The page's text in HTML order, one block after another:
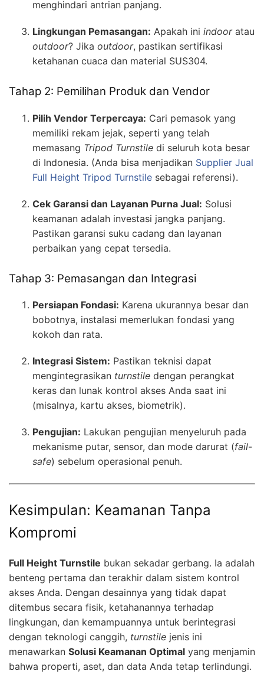
menghindari antrian panjang.
Lingkungan Pemasangan: Apakah ini indooratau
outdoor? Jika outdoor, pastikan sertifikasi
ketahanan cuaca dan material SUS304.
Tahap 2: Pemilihan Produk dan Vendor
Pilih Vendor Terpercaya: Cari pemasok yang
memiliki rekam jejak, seperti yang telah
memasang Tripod Turnstile di seluruh kota besar
di Indonesia. (Anda bisa menjadikan Supplier Jual
Full Height Tripod Turnstile sebagai referensi).
Cek Garansi dan Layanan Purna Jual: Solusi
keamanan adalah investasi jangka panjang.
Pastikan garansi suku cadang dan layanan
perbaikan yang cepat tersedia.
Tahap 3: Pemasangan dan Integrasi
Persiapan Fondasi: Karena ukurannya besar dan
bobotnya, instalasi memerlukan fondasi yang
kokoh dan rata.
Integrasi Sistem: Pastikan teknisi dapat
mengintegrasikan turnstile dengan perangkat
keras dan lunak kontrol akses Anda saat ini
(misalnya, kartu akses, biometrik).
Pengujian: Lakukan pengujian menyeluruh pada
mekanisme putar, sensor, dan mode darurat (fail-
safe) sebelum operasional penuh.
Kesimpulan: Keamanan Tanpa
Kompromi
Full Height Turnstile bukan sekadar gerbang. Ia adalah
benteng pertama dan terakhir dalam sistem kontrol
akses Anda. Dengan desainnya yang tidak dapat
ditembus secara fisik, ketahanannya terhadap
lingkungan, dan kemampuannya untuk berintegrasi
dengan teknologi canggih, turnstile jenis ini
menawarkan Solusi Keamanan Optimal yang menjamin
bahwa properti, aset, dan data Anda tetap terlindungi.